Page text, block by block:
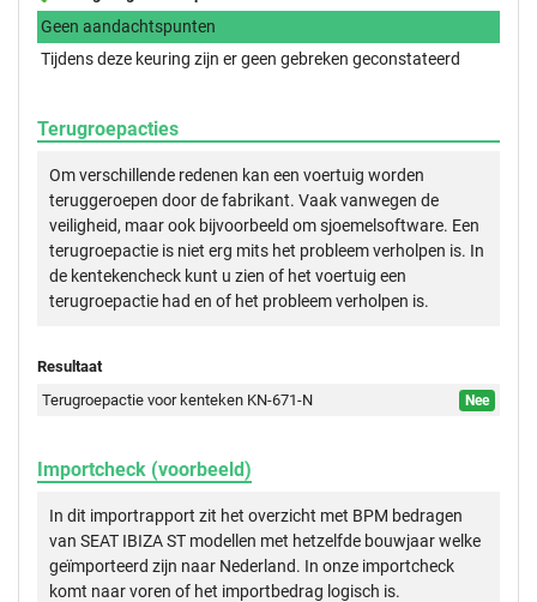
Geen aandachtspunten
Tijdens deze keuring zijn er geen gebreken geconstateerd
Terugroepacties
Om verschillende redenen kan een voertuig worden
teruggeroepen door de fabrikant. Vaak vanwegen de
veiligheid, maar ook bijvoorbeeld om sjoemelsoftware. Een
terugroepactie is niet erg mits het probleem verholpen is. In
de kentekencheck kunt u zien of het voertuig een
terugroepactie had en of het probleem verholpen is.
Resultaat
Terugroepactie voor kenteken KN-671-N
Nee
Importcheck (voorbeeld)
In dit importrapport zit het overzicht met BPM bedragen
van SEAT IBIZA ST modellen met hetzelfde bouwjaar welke
geïmporteerd zijn naar Nederland. In onze importcheck
komt naar voren of het importbedrag logisch is.